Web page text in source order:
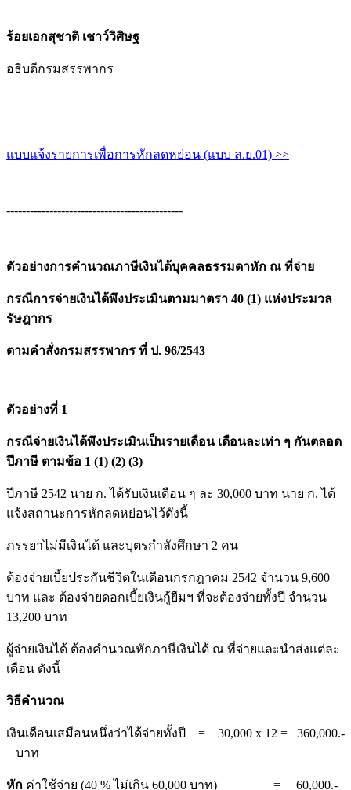
ร้อยเอกสุชาติ เชาว์วิศิษฐ
อธิบดีกรมสรรพากร
แบบแจ้งรายการเพื่อการหักลดหย่อน (แบบ ล.ย.01) >>
---------------------------------------------
ตัวอย่างการคำนวณภาษีเงินได้บุคคลธรรมดาหัก ณ ที่จ่าย
กรณีการจ่ายเงินได้พึงประเมินตามมาตรา 40 (1) แห่งประมวล
รัษฎากร
ตามคำสั่งกรมสรรพากร ที่ ป. 96/2543
ตัวอย่างที่ 1
กรณีจ่ายเงินได้พึงประเมินเป็นรายเดือน เดือนละเท่า ๆ กันตลอด
ปีภาษี ตามข้อ 1 (1) (2) (3)
ปีภาษี 2542 นาย ก. ได้รับเงินเดือน ๆ ละ 30,000 บาท นาย ก. ได้
แจ้งสถานะการหักลดหย่อนไว้ดังนี้
ภรรยาไม่มีเงินได้ และบุตรกำลังศึกษา 2 คน
ต้องจ่ายเบี้ยประกันชีวิตในเดือนกรกฎาคม 2542 จำนวน 9,600
บาท และ ต้องจ่ายดอกเบี้ยเงินกู้ยืมฯ ที่จะต้องจ่ายทั้งปี จำนวน
13,200 บาท
ผู้จ่ายเงินได้ ต้องคำนวณหักภาษีเงินได้ ณ ที่จ่ายและนำส่งแต่ละ
เดือน ดังนี้
วิธีคำนวณ
เงินเดือนเสมือนหนึ่งว่าได้จ่ายทั้งปี = 30,000 x 12 = 360,000.-
บาท
หัก ค่าใช้จ่าย (40 % ไม่เกิน 60,000 บาท) =
60,000.-